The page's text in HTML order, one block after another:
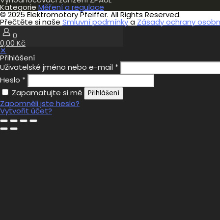
Kategorie Měření a regulace
© 2025 Elektromotory Pfeiffer. All Rights Reserved.
Přečtěte si naše Smluvní podmínkya Zásady ochrany
0
0,00 Kč
✕
Přihlášení
Uživatelské jméno nebo e-mail *
Heslo *
Zapamatujte si mě
Přihlášení
Zapomněli jste heslo?
Vytvořit účet?